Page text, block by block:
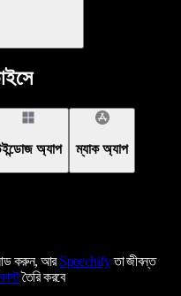
অ্যাপ ম্যাক অ্যাপ
করুন, আরSpeechifyতা জীবন্ত
তৈরি করবে